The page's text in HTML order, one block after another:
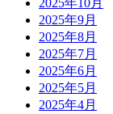
2025年10月
2025年9月
2025年8月
2025年7月
2025年6月
2025年5月
2025年4月